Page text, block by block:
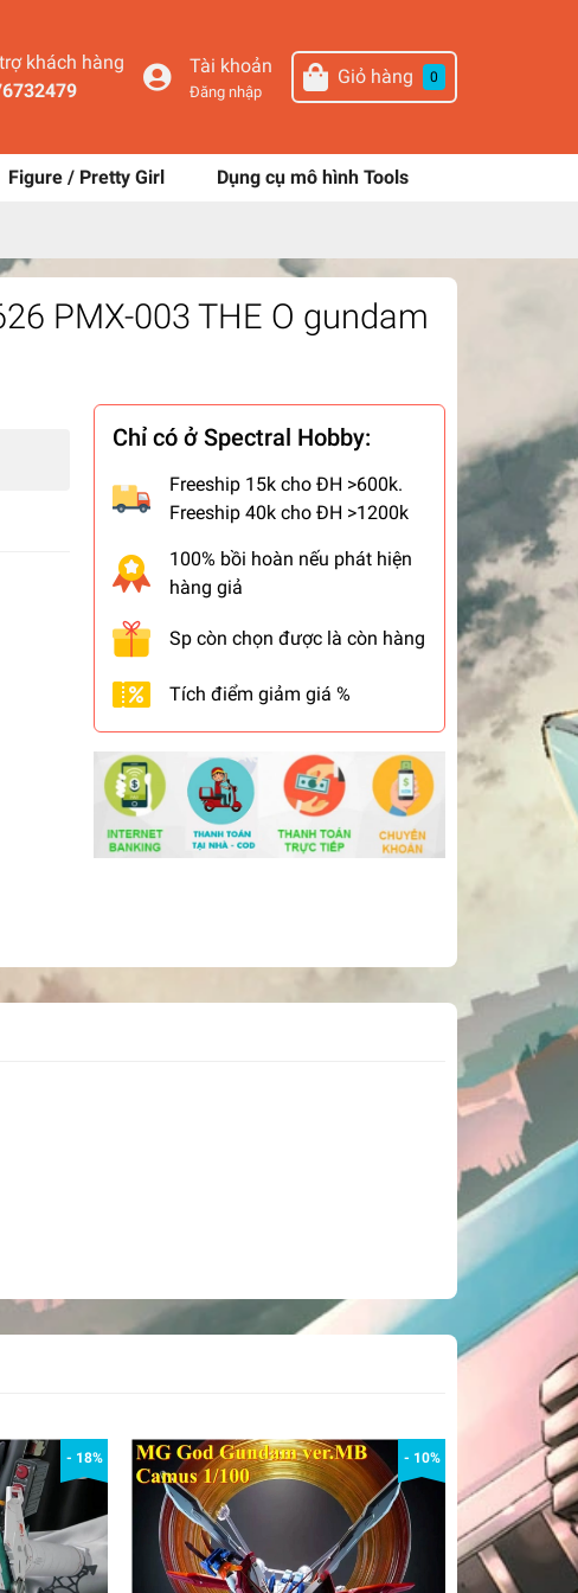
khách hàng
Tài khoản
Đăng nhập
Giỏ hàng 0
Figure / Pretty Girl Dụng cụ mô hình Tools
PMX-003 THE O gundam
Chỉ có ở Spectral Hobby:
Freeship 15k cho ĐH >600k.
Freeship 40k cho ĐH >1200k
100% bồi hoàn nếu phát hiện
hàng giả
Sp còn chọn được là còn hàng
Tích điểm giảm giá %
- 18% - 10%